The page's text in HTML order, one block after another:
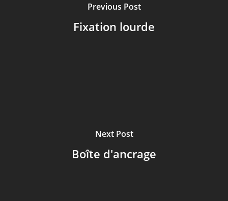
Previous Post
Fixation lourde
Next Post
Boîte d'ancrage